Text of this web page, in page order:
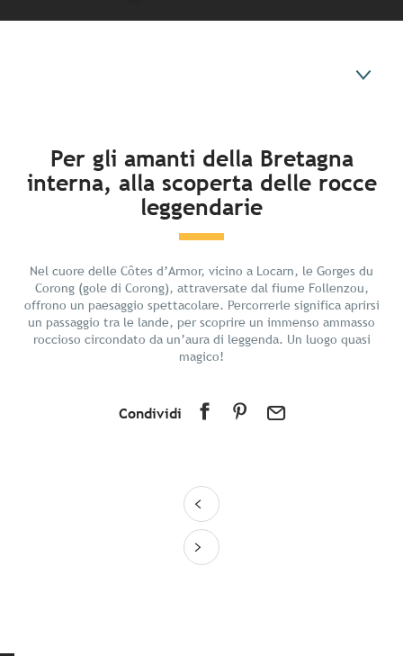
Scoprire
Preparate il vostro soggiorno
Per gli amanti della Bretagna
interna, alla scoperta delle rocce
leggendarie
Nel cuore delle Côtes d’Armor, vicino a Locarn, le Gorges du
Corong (gole di Corong), attraversate dal fiume Follenzou,
offrono un paesaggio spettacolare. Percorrerle significa aprirsi
un passaggio tra le lande, per scoprire un immenso ammasso
roccioso circondato da un’aura di leggenda. Un luogo quasi
magico!
Condividi